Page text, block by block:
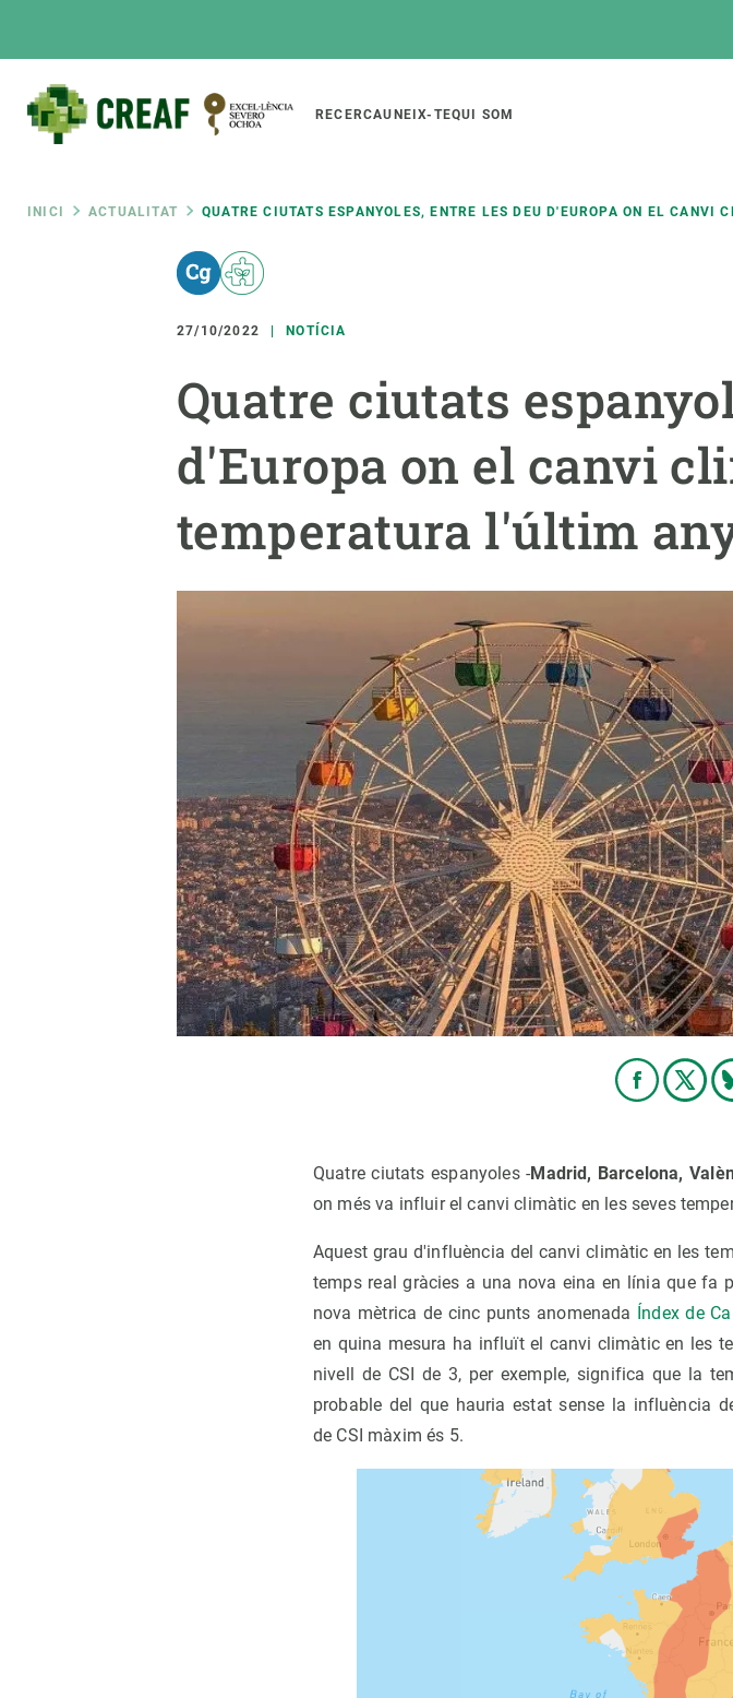
Main
navigation
RECERCAUNEIX-TEQUI SOM
Fil
d'ariadna
INICI ACTUALITAT QUATRE CIUTATS ESPANYOLES, ENTRE LES DEU D'EUROPA ON EL
27/10/2022 NOTÍCIA
Quatre ciutats
d'Europa on el canvi
temperatura l'últim
Quatre ciutats espanyoles -Madrid, Barcelona,
on més va influir el canvi climàtic en les seves
Aquest grau d'influència del canvi climàtic en les
temps real gràcies a una nova eina en línia que fa
nova mètrica de cinc punts anomenada Índex de
en quina mesura ha influït el canvi climàtic en les
nivell de CSI de 3, per exemple, significa que la
probable del que hauria estat sense la influència
de CSI màxim és 5.
Featured
responsive
Responsive
menu
SOBRE NOSALTRES
Organització institucional
Infraestructures
Equitat, Diversitat i Inclusió (EDI)
Biodiversitat
Funcionament dels ecosistemes
Temes transversals
Solucions
Política i gestió